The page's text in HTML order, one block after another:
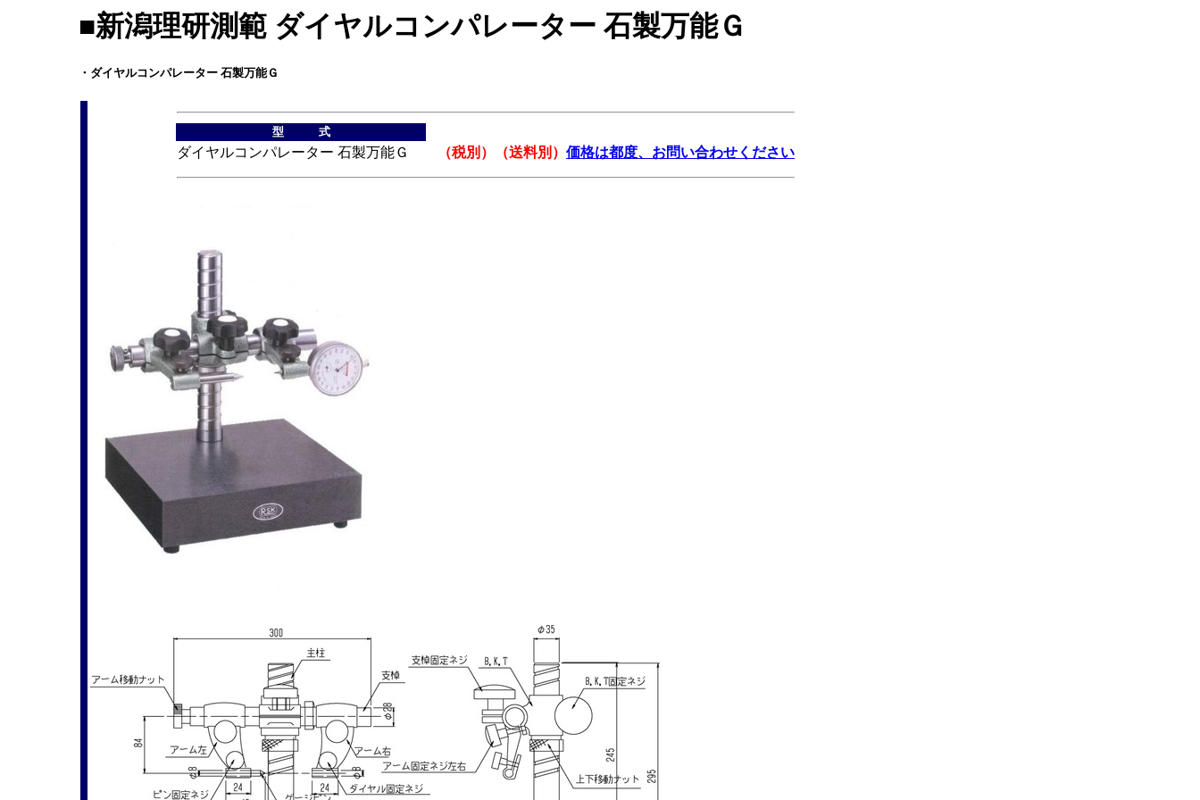
■新潟理研測範 ダイヤルコンパレーター 石製万能Ｇ
・ダイヤルコンパレーター 石製万能Ｇ
型 式
ダイヤルコンパレーター 石製万能Ｇ （税別）（送料別） 価格は都度、お問い合わせください